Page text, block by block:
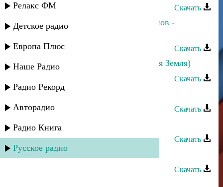
Релакс ФМ
Детское радио
Европа Плюс
Наше Радио
Радио Рекорд
Авторадио
Радио Книга
Русское радио
Скачать
Прямое попадание и Аслан Гусейнов -
Осенний дождь
Скачать
Аслан Идрисов - Хайи Чил (Родная Земля)
Скачать
Аслан Гусейнов - Би вафа
Скачать
Айшат Айсаева - Песня гор
Скачать
Айшат Айсаева - Песня гор
Скачать